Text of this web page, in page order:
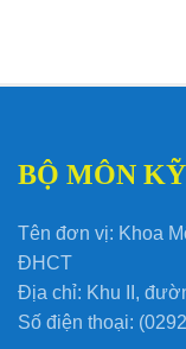
BỘ MÔN
Tên đơn vị: Khoa
ĐHCT
Địa chỉ: Khu II,
Số điện thoại: